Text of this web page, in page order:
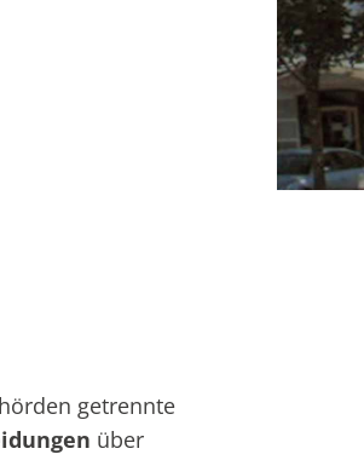
getrennte
über